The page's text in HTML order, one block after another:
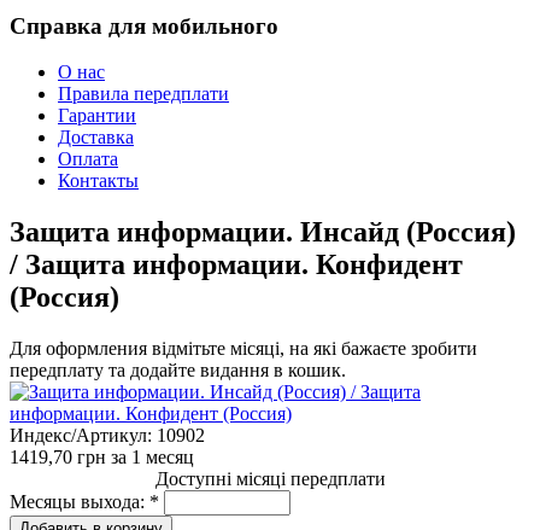
Справка для мобильного
О нас
Правила передплати
Гарантии
Доставка
Оплата
Контакты
Защита информации. Инсайд (Россия)
/ Защита информации. Конфидент
(Россия)
Для оформления відмітьте місяці, на які бажаєте зробити
передплату та додайте видання в кошик.
Индекс/Артикул: 10902
1419,70 грн за 1 месяц
Доступні місяці передплати
Месяцы выхода: *